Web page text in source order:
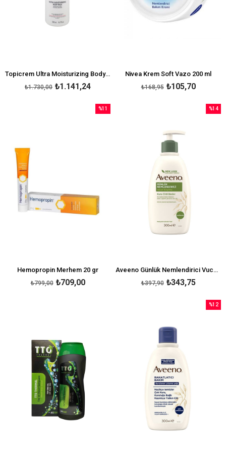
Topicrem Ultra Moisturizing Body Milk 500 ml
₺1.141,24
₺1.730,00
Nivea Krem Soft Vazo 200 ml
₺105,70
₺168,95
Hemopropin Merhem 20 gr
₺709,00
₺799,00
%11
Aveeno Günlük Nemlendirici Vucut Losyonu 300 ml
₺343,75
₺397,90
%14
%12